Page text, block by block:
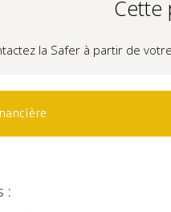
Cette
la Safer à partir de
: